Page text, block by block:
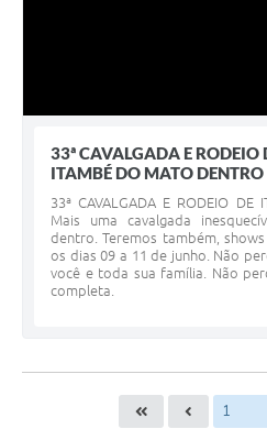
33ª CAVALGADA E RODEIO
ITAMBÉ DO MATO DENTRO
33ª CAVALGADA E RODEIO DE
Mais uma cavalgada
dentro. Teremos também,
os dias 09 a 11 de junho. Não
você e toda sua família. Não
completa.